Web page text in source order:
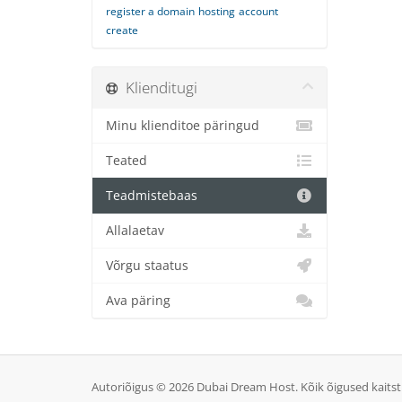
register a domain hosting account
create
Klienditugi
Minu klienditoe päringud
Teated
Teadmistebaas
Allalaetav
Võrgu staatus
Ava päring
Autoriõigus © 2026 Dubai Dream Host. Kõik õigused